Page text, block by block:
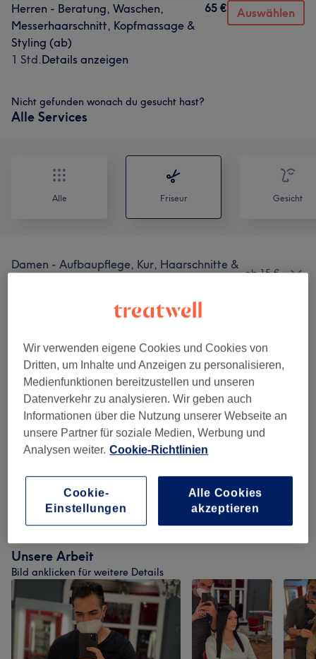
Herren - Beratung, Waschen,
Messerhaarschnitt, Kopfmassage &
Styling (ab)
1 Std.Details anzeigen
65 € Auswählen
Nicht gefunden wonach du gesucht hast?
Alle Services
Alle Friseur Gesicht
Damen - Aufbaupflege, Kur, Haarschnitte &
ab 15 €
Damen - Colorationen, Kur, Schnitt &
Damen - Balayage, Babylights, Highlights,
Strähnen - Inkl. Kur, Gloss, Olaplex No.
Schnitt & Style (19 )
ab 50 €
Herren - Farbe, Schnitt & Styling (13) ab 24 €
Kinder - Haarschnitte & Stylings (3) ab 35 €
Damen - Haarschnitte & Stylings 1)
Unsere Arbeit
Bild anklicken für weitere Details
Wir verwenden eigene Cookies und Cookies von
Dritten, um Inhalte und Anzeigen zu personalisieren,
Medienfunktionen bereitzustellen und unseren
Datenverkehr zu analysieren. Wir geben auch
Informationen über die Nutzung unserer Webseite an
unsere Partner für soziale Medien, Werbung und
Analysen weiter. Cookie-Richtlinien
Cookie-
Einstellungen
Alle Cookies
akzeptieren